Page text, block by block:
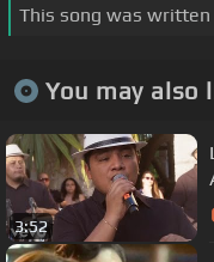
This song was written
You may also
3:52